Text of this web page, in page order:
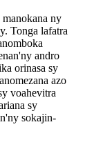
ny
Tonga lafatra
andro
orinasa sy
azo
voahevitra
sy
sokajin-